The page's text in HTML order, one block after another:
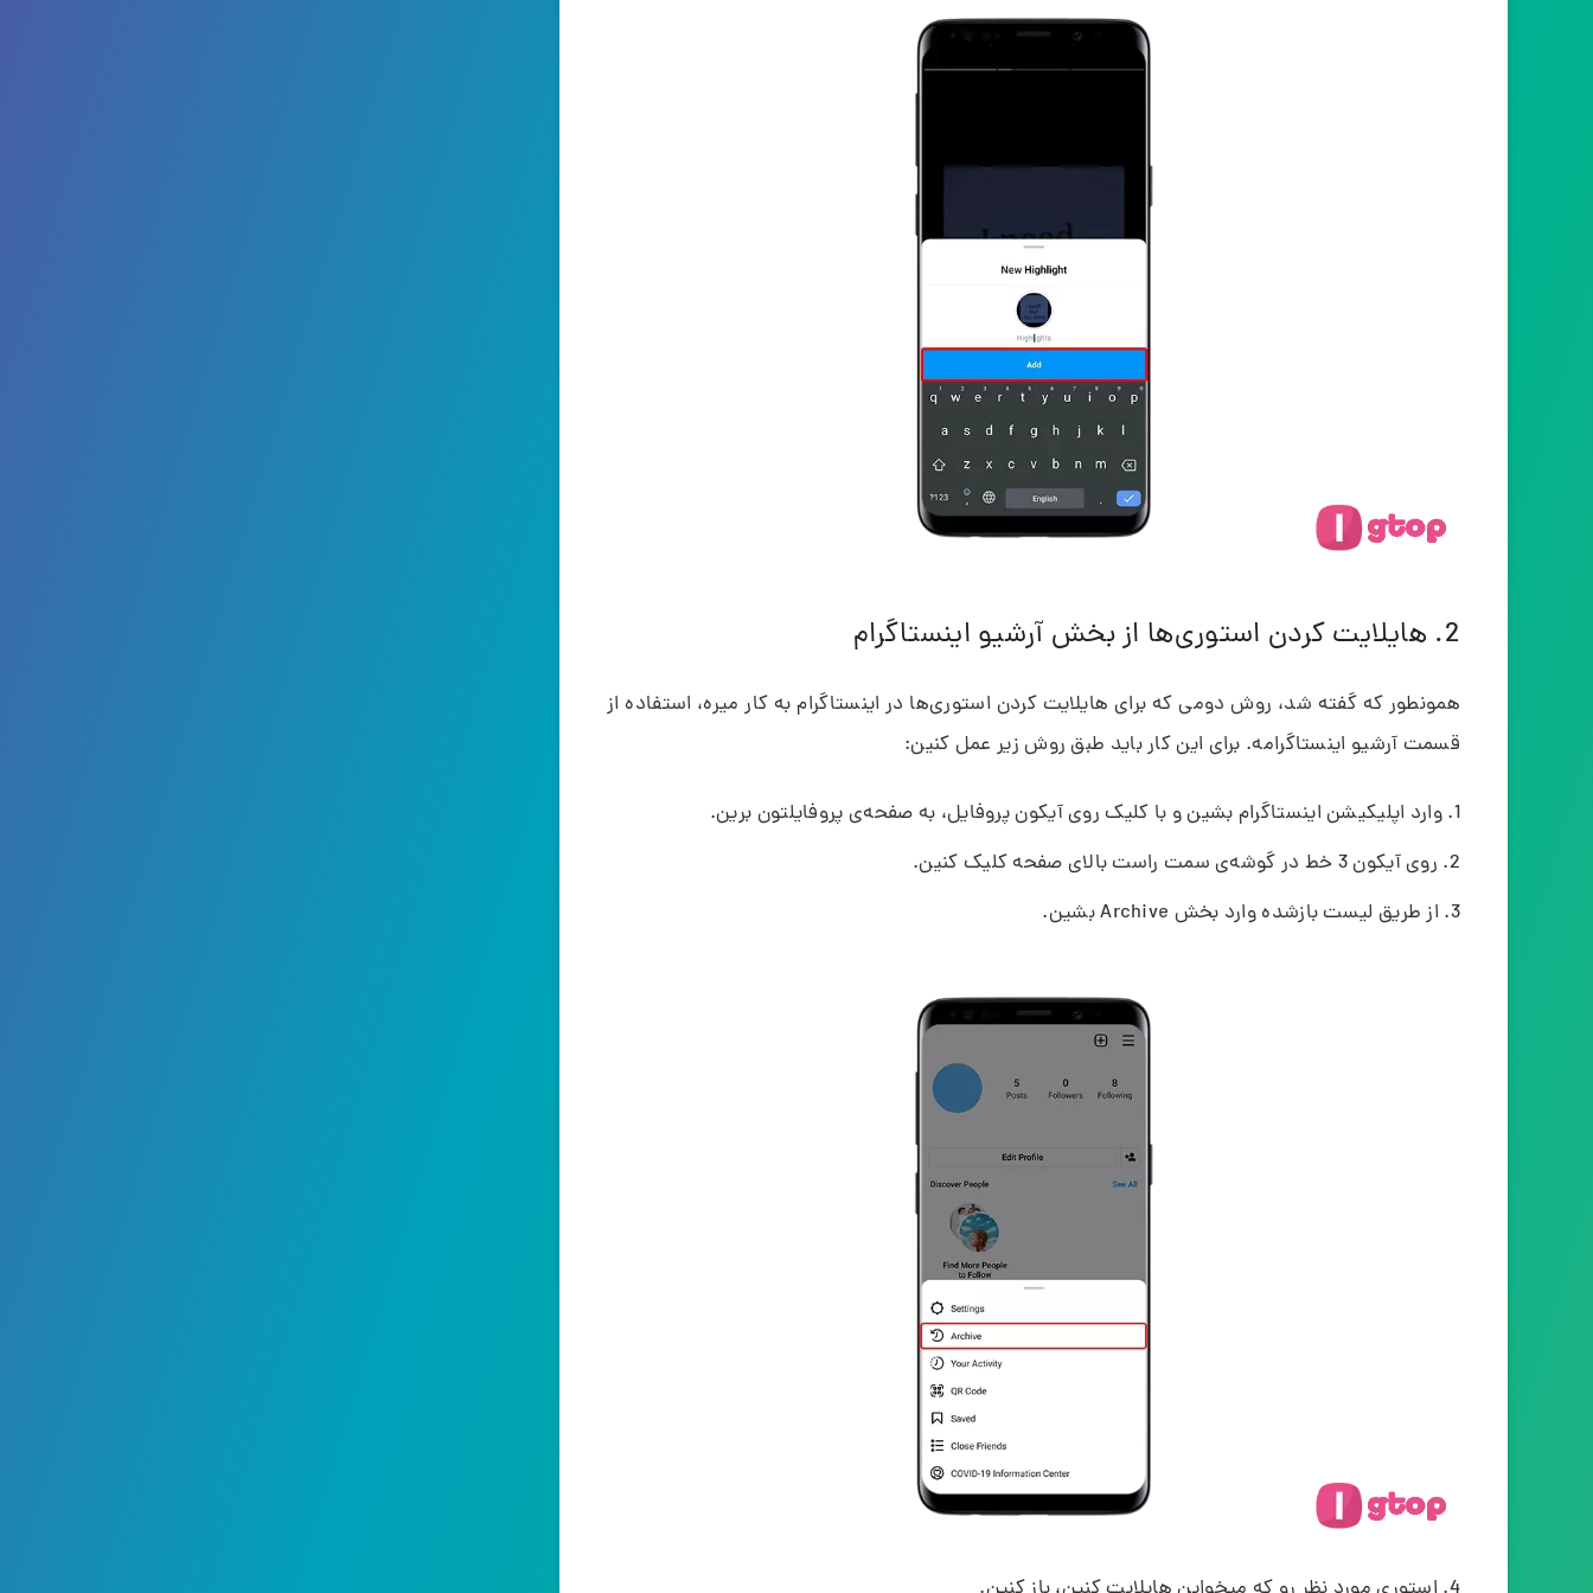
2. هایلایت کردن استوری‌ها از بخش آرشیو اینستاگرام
همونطور که گفته شد، روش دومی که برای هایلایت کردن استوری‌ها در اینستاگرام به کار میره، استفاده از
قسمت آرشیو اینستاگرامه. برای این کار باید طبق روش زیر عمل کنین:
وارد اپلیکیشن اینستاگرام بشین و با کلیک روی آیکون پروفایل، به صفحه‌ی پروفایلتون برین.
روی آیکون 3 خط در گوشه‌ی سمت راست بالای صفحه کلیک کنین.
از طریق لیست بازشده وارد بخش Archive بشین.